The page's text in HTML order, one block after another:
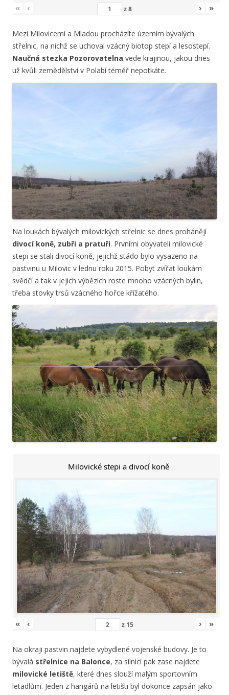
« ‹ z8 › »
Mezi Milovicemi a Mladou procházíte územím bývalých
střelnic, na nichž se uchoval vzácný biotop stepí a lesostepí.
Naučná stezka Pozorovatelna vede krajinou, jakou dnes
už kvůli zemědělství v Polabí téměř nepotkáte.
Na loukách bývalých milovických střelnic se dnes prohánějí
divocí koně, zubři a pratuři. Prvními obyvateli milovické
stepi se stali divocí koně, jejichž stádo bylo vysazeno na
pastvinu u Milovic v lednu roku 2015. Pobyt zvířat loukám
svědčí a tak v jejich výbězích roste mnoho vzácných bylin,
třeba stovky trsů vzácného hořce křížatého.
Milovické stepi a divocí koně
« ‹ z 15 › »
Na okraji pastvin najdete vybydlené vojenské budovy. Je to
bývalá střelnice na Balonce, za silnicí pak zase najdete
milovické letiště, které dnes slouží malým sportovním
letadlům. Jeden z hangárů na letišti byl dokonce zapsán jako